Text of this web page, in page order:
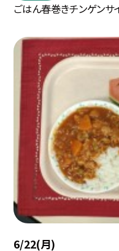
ごはん春巻きチンゲンサ
6/22(月)